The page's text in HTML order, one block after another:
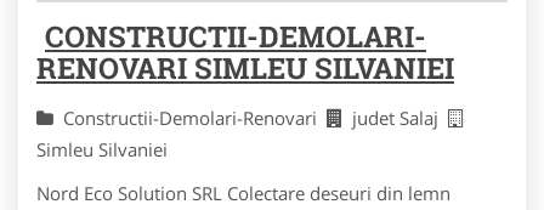
CONSTRUCTII-DEMOLARI-
RENOVARI SIMLEU SILVANIEI
Constructii-Demolari-Renovari
judet Salaj
Simleu Silvaniei
Nord Eco Solution SRL Colectare deseuri din lemn